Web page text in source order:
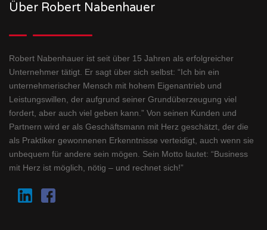
Über Robert Nabenhauer
Robert Nabenhauer ist seit über 15 Jahren als erfolgreicher
Unternehmer tätigt. Er sagt über sich selbst: “Ich bin ein
unternehmerischer Mensch mit hohem Eigenantrieb und
Leistungswillen, der aufgrund seiner Grundüberzeugung viel
fordert, aber auch viel geben kann.” Von seinen Kunden und
Partnern wird er als Geschäftsmann mit Herz geschätzt, der die
als Praktiker gewonnenen Erkenntnisse verteidigt, auch wenn sie
unbequem für andere sein mögen. Sein Motto lautet: “Business
mit Herz ist möglich, nötig – und rechnet sich!”